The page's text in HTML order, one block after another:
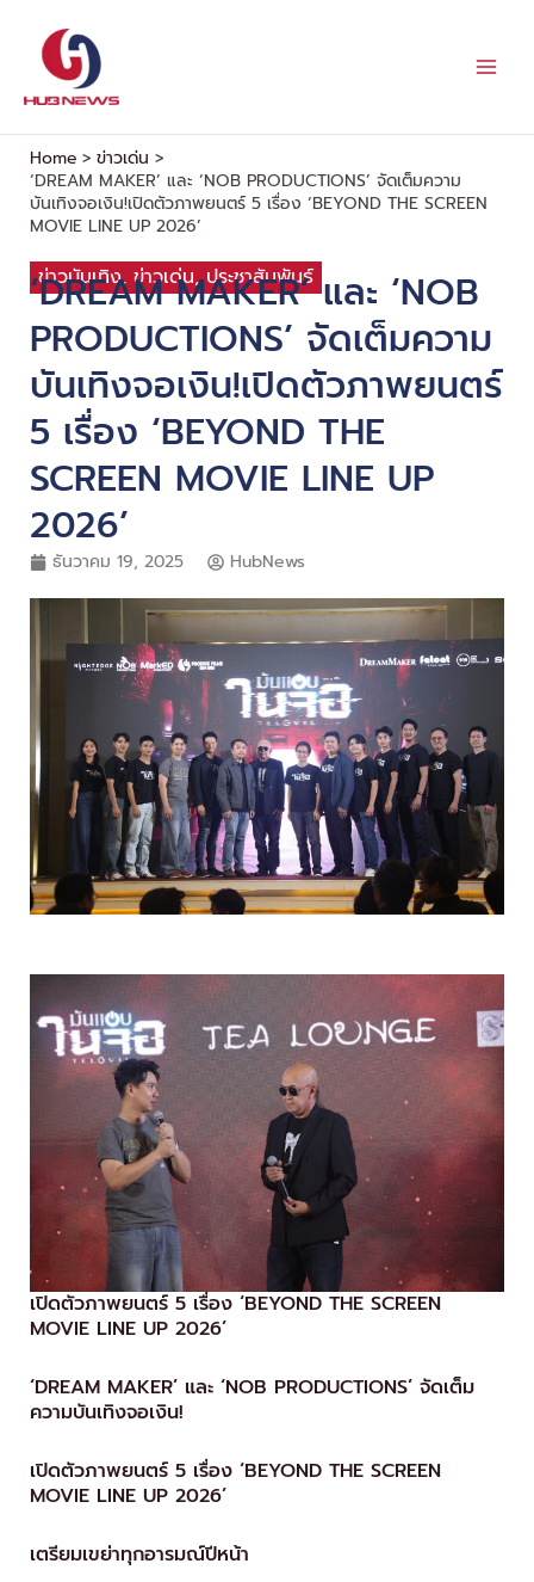
content
Home
ข่าวเด่น
‘DREAM MAKER’ และ ‘NOB PRODUCTIONS’ จัดเต็มความ
บันเทิงจอเงิน!เปิดตัวภาพยนตร์ 5 เรื่อง ‘BEYOND THE SCREEN
MOVIE LINE UP 2026’
ข่าวบันเทิง, ข่าวเด่น,ประชาสัมพันธ์
‘DREAM MAKER’ และ ‘NOB
PRODUCTIONS’ จัดเต็มความ
บันเทิงจอเงิน!เปิดตัวภาพยนตร์
5 เรื่อง ‘BEYOND THE
SCREEN MOVIE LINE UP
2026’
ธันวาคม 19, 2025 HubNews
เปิดตัวภาพยนตร์ 5 เรื่อง ‘BEYOND THE SCREEN
MOVIE LINE UP 2026’
‘DREAM MAKER’ และ ‘NOB PRODUCTIONS’ จัดเต็ม
ความบันเทิงจอเงิน!
เปิดตัวภาพยนตร์ 5 เรื่อง ‘BEYOND THE SCREEN
MOVIE LINE UP 2026’
เตรียมเขย่าทุกอารมณ์ปีหน้า